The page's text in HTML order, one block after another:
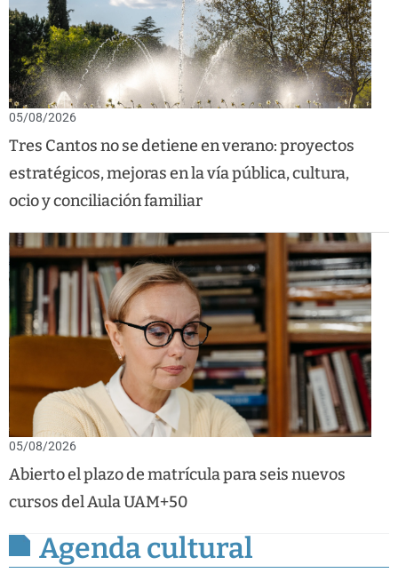
05/08/2026
Tres Cantos no se detiene en verano: proyectos
estratégicos, mejoras en la vía pública, cultura,
ocio y conciliación familiar
05/08/2026
Abierto el plazo de matrícula para seis nuevos
cursos del Aula UAM+50
Agenda cultural